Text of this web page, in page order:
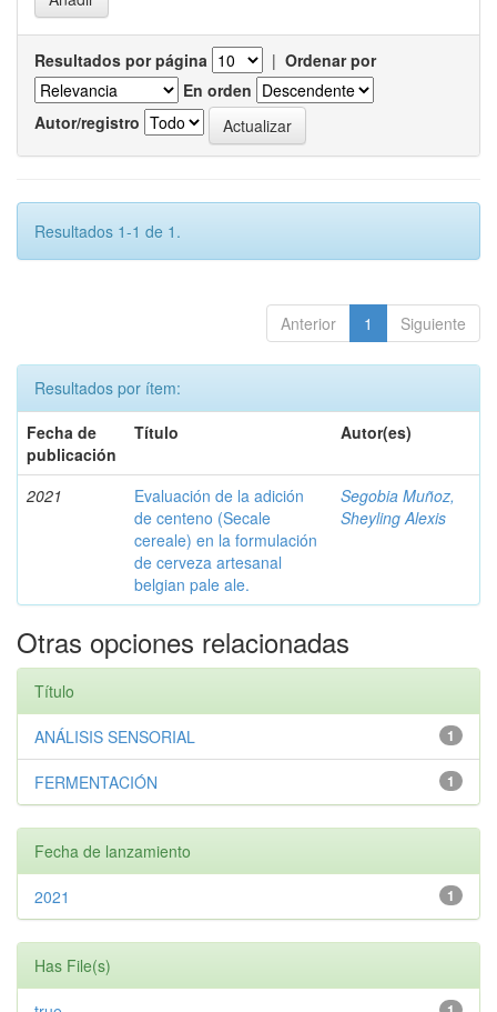
Resultados por página | Ordenar por
En orden
Autor/registro
Resultados 1-1 de 1.
Anterior 1 Siguiente
Resultados por ítem:
Fecha de
publicación
Título Autor(es)
2021
Evaluación de la adición
de centeno (Secale
cereale) en la formulación
de cerveza artesanal
belgian pale ale.
Segobia Muñoz,
Sheyling Alexis
Otras opciones relacionadas
Título
1
ANÁLISIS SENSORIAL
1
FERMENTACIÓN
Fecha de lanzamiento
1
2021
Has File(s)